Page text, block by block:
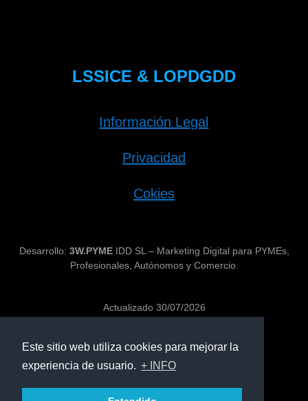
Este sitio web utiliza cookies para mejorar la
experiencia de usuario. + INFO
LSSICE & LOPDGDD
Información Legal
Privacidad
Cokies
Desarrollo: 3W.PYMEIDD SL – Marketing Digital para PYMEs,
Profesionales, Autónomos y Comercio.
Actualizado 30/07/2026